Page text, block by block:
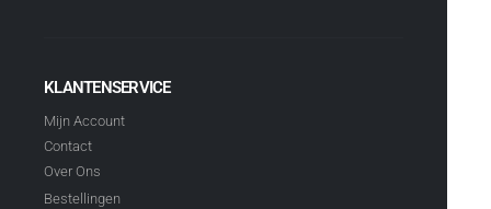
KLANTENSERVICE
Mijn Account
Contact
Over Ons
Bestellingen